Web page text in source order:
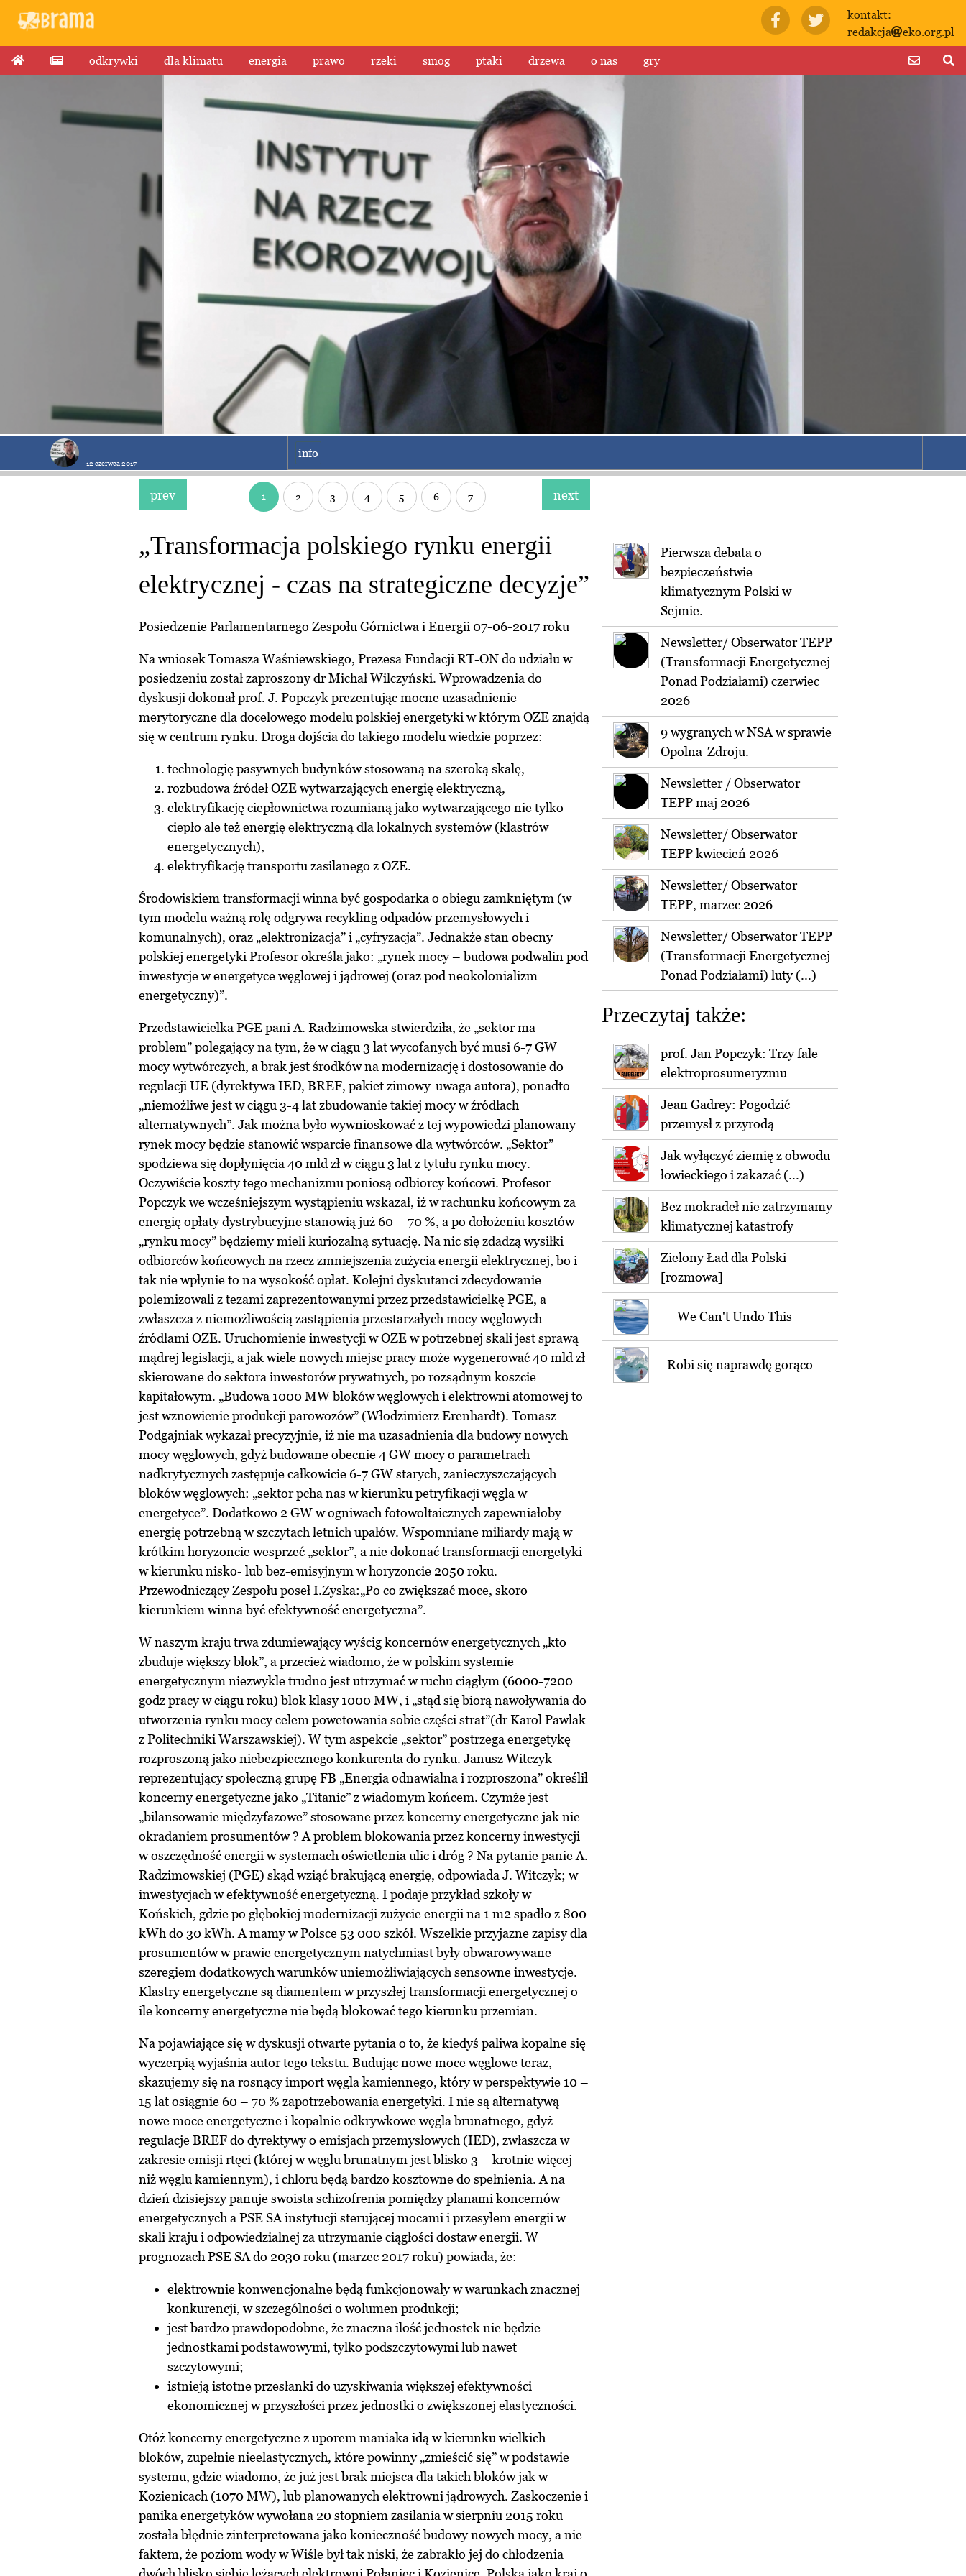
kontakt:
redakcja
eko.org.pl
odkrywki dla klimatu energia prawo rzeki smog ptaki drzewa o nas gry
12 czerwca 2017
info
prev 1 2 3 4 5 6 7 next
„Transformacja polskiego rynku energii
elektrycznej - czas na strategiczne decyzje”
Posiedzenie Parlamentarnego Zespołu Górnictwa i Energii 07-06-2017 roku
Na wniosek Tomasza Waśniewskiego, Prezesa Fundacji RT-ON do udziału w
posiedzeniu został zaproszony dr Michał Wilczyński. Wprowadzenia do
dyskusji dokonał prof. J. Popczyk prezentując mocne uzasadnienie
merytoryczne dla docelowego modelu polskiej energetyki w którym OZE znajdą
się w centrum rynku. Droga dojścia do takiego modelu wiedzie poprzez:
technologię pasywnych budynków stosowaną na szeroką skalę,
rozbudowa źródeł OZE wytwarzających energię elektryczną,
elektryfikację ciepłownictwa rozumianą jako wytwarzającego nie tylko
ciepło ale też energię elektryczną dla lokalnych systemów (klastrów
energetycznych),
elektryfikację transportu zasilanego z OZE.
Środowiskiem transformacji winna być gospodarka o obiegu zamkniętym (w
tym modelu ważną rolę odgrywa recykling odpadów przemysłowych i
komunalnych), oraz „elektronizacja” i „cyfryzacja”. Jednakże stan obecny
polskiej energetyki Profesor określa jako: „rynek mocy – budowa podwalin pod
inwestycje w energetyce węglowej i jądrowej (oraz pod neokolonializm
energetyczny)”.
Przedstawicielka PGE pani A. Radzimowska stwierdziła, że „sektor ma
problem” polegający na tym, że w ciągu 3 lat wycofanych być musi 6-7 GW
mocy wytwórczych, a brak jest środków na modernizację i dostosowanie do
regulacji UE (dyrektywa IED, BREF, pakiet zimowy-uwaga autora), ponadto
„niemożliwe jest w ciągu 3-4 lat zbudowanie takiej mocy w źródłach
alternatywnych”. Jak można było wywnioskować z tej wypowiedzi planowany
rynek mocy będzie stanowić wsparcie finansowe dla wytwórców. „Sektor”
spodziewa się dopłynięcia 40 mld zł w ciągu 3 lat z tytułu rynku mocy.
Oczywiście koszty tego mechanizmu poniosą odbiorcy końcowi. Profesor
Popczyk we wcześniejszym wystąpieniu wskazał, iż w rachunku końcowym za
energię opłaty dystrybucyjne stanowią już 60 – 70 %, a po dołożeniu kosztów
„rynku mocy” będziemy mieli kuriozalną sytuację. Na nic się zdadzą wysiłki
odbiorców końcowych na rzecz zmniejszenia zużycia energii elektrycznej, bo i
tak nie wpłynie to na wysokość opłat. Kolejni dyskutanci zdecydowanie
polemizowali z tezami zaprezentowanymi przez przedstawicielkę PGE, a
zwłaszcza z niemożliwością zastąpienia przestarzałych mocy węglowych
źródłami OZE. Uruchomienie inwestycji w OZE w potrzebnej skali jest sprawą
mądrej legislacji, a jak wiele nowych miejsc pracy może wygenerować 40 mld zł
skierowane do sektora inwestorów prywatnych, po rozsądnym koszcie
kapitałowym. „Budowa 1000 MW bloków węglowych i elektrowni atomowej to
jest wznowienie produkcji parowozów” (Włodzimierz Erenhardt). Tomasz
Podgajniak wykazał precyzyjnie, iż nie ma uzasadnienia dla budowy nowych
mocy węglowych, gdyż budowane obecnie 4 GW mocy o parametrach
nadkrytycznych zastępuje całkowicie 6-7 GW starych, zanieczyszczających
bloków węglowych: „sektor pcha nas w kierunku petryfikacji węgla w
energetyce”. Dodatkowo 2 GW w ogniwach fotowoltaicznych zapewniałoby
energię potrzebną w szczytach letnich upałów. Wspomniane miliardy mają w
krótkim horyzoncie wesprzeć „sektor”, a nie dokonać transformacji energetyki
w kierunku nisko- lub bez-emisyjnym w horyzoncie 2050 roku.
Przewodniczący Zespołu poseł I.Zyska:„Po co zwiększać moce, skoro
kierunkiem winna być efektywność energetyczna”.
W naszym kraju trwa zdumiewający wyścig koncernów energetycznych „kto
zbuduje większy blok”, a przecież wiadomo, że w polskim systemie
energetycznym niezwykle trudno jest utrzymać w ruchu ciągłym (6000-7200
godz pracy w ciągu roku) blok klasy 1000 MW, i „stąd się biorą nawoływania do
utworzenia rynku mocy celem powetowania sobie części strat”(dr Karol Pawlak
z Politechniki Warszawskiej). W tym aspekcie „sektor” postrzega energetykę
rozproszoną jako niebezpiecznego konkurenta do rynku. Janusz Witczyk
reprezentujący społeczną grupę FB „Energia odnawialna i rozproszona” określił
koncerny energetyczne jako „Titanic” z wiadomym końcem. Czymże jest
„bilansowanie międzyfazowe” stosowane przez koncerny energetyczne jak nie
okradaniem prosumentów ? A problem blokowania przez koncerny inwestycji
w oszczędność energii w systemach oświetlenia ulic i dróg ? Na pytanie panie A.
Radzimowskiej (PGE) skąd wziąć brakującą energię, odpowiada J. Witczyk; w
inwestycjach w efektywność energetyczną. I podaje przykład szkoły w
Końskich, gdzie po głębokiej modernizacji zużycie energii na 1 m2 spadło z 800
kWh do 30 kWh. A mamy w Polsce 53 000 szkół. Wszelkie przyjazne zapisy dla
prosumentów w prawie energetycznym natychmiast były obwarowywane
szeregiem dodatkowych warunków uniemożliwiających sensowne inwestycje.
Klastry energetyczne są diamentem w przyszłej transformacji energetycznej o
ile koncerny energetyczne nie będą blokować tego kierunku przemian.
Na pojawiające się w dyskusji otwarte pytania o to, że kiedyś paliwa kopalne się
wyczerpią wyjaśnia autor tego tekstu. Budując nowe moce węglowe teraz,
skazujemy się na rosnący import węgla kamiennego, który w perspektywie 10 –
15 lat osiągnie 60 – 70 % zapotrzebowania energetyki. I nie są alternatywą
nowe moce energetyczne i kopalnie odkrywkowe węgla brunatnego, gdyż
regulacje BREF do dyrektywy o emisjach przemysłowych (IED), zwłaszcza w
zakresie emisji rtęci (której w węglu brunatnym jest blisko 3 – krotnie więcej
niż węglu kamiennym), i chloru będą bardzo kosztowne do spełnienia. A na
dzień dzisiejszy panuje swoista schizofrenia pomiędzy planami koncernów
energetycznych a PSE SA instytucji sterującej mocami i przesyłem energii w
skali kraju i odpowiedzialnej za utrzymanie ciągłości dostaw energii. W
prognozach PSE SA do 2030 roku (marzec 2017 roku) powiada, że:
elektrownie konwencjonalne będą funkcjonowały w warunkach znacznej
konkurencji, w szczególności o wolumen produkcji;
jest bardzo prawdopodobne, że znaczna ilość jednostek nie będzie
jednostkami podstawowymi, tylko podszczytowymi lub nawet
szczytowymi;
istnieją istotne przesłanki do uzyskiwania większej efektywności
ekonomicznej w przyszłości przez jednostki o zwiększonej elastyczności.
Otóż koncerny energetyczne z uporem maniaka idą w kierunku wielkich
bloków, zupełnie nieelastycznych, które powinny „zmieścić się” w podstawie
systemu, gdzie wiadomo, że już jest brak miejsca dla takich bloków jak w
Kozienicach (1070 MW), lub planowanych elektrowni jądrowych. Zaskoczenie i
panika energetyków wywołana 20 stopniem zasilania w sierpniu 2015 roku
została błędnie zinterpretowana jako konieczność budowy nowych mocy, a nie
faktem, że poziom wody w Wiśle był tak niski, że zabrakło jej do chłodzenia
Pierwsza debata o
bezpieczeństwie
klimatycznym Polski w
Sejmie.
Newsletter/ Obserwator TEPP
(Transformacji Energetycznej
Ponad Podziałami) czerwiec
2026
9 wygranych w NSA w sprawie
Opolna-Zdroju.
Newsletter / Obserwator
TEPP maj 2026
Newsletter/ Obserwator
TEPP kwiecień 2026
Newsletter/ Obserwator
TEPP, marzec 2026
Newsletter/ Obserwator TEPP
(Transformacji Energetycznej
Ponad Podziałami) luty (...)
Przeczytaj także:
prof. Jan Popczyk: Trzy fale
elektroprosumeryzmu
Jean Gadrey: Pogodzić
przemysł z przyrodą
Jak wyłączyć ziemię z obwodu
łowieckiego i zakazać (...)
Bez mokradeł nie zatrzymamy
klimatycznej katastrofy
Zielony Ład dla Polski
[rozmowa]
We Can't Undo This
Robi się naprawdę gorąco